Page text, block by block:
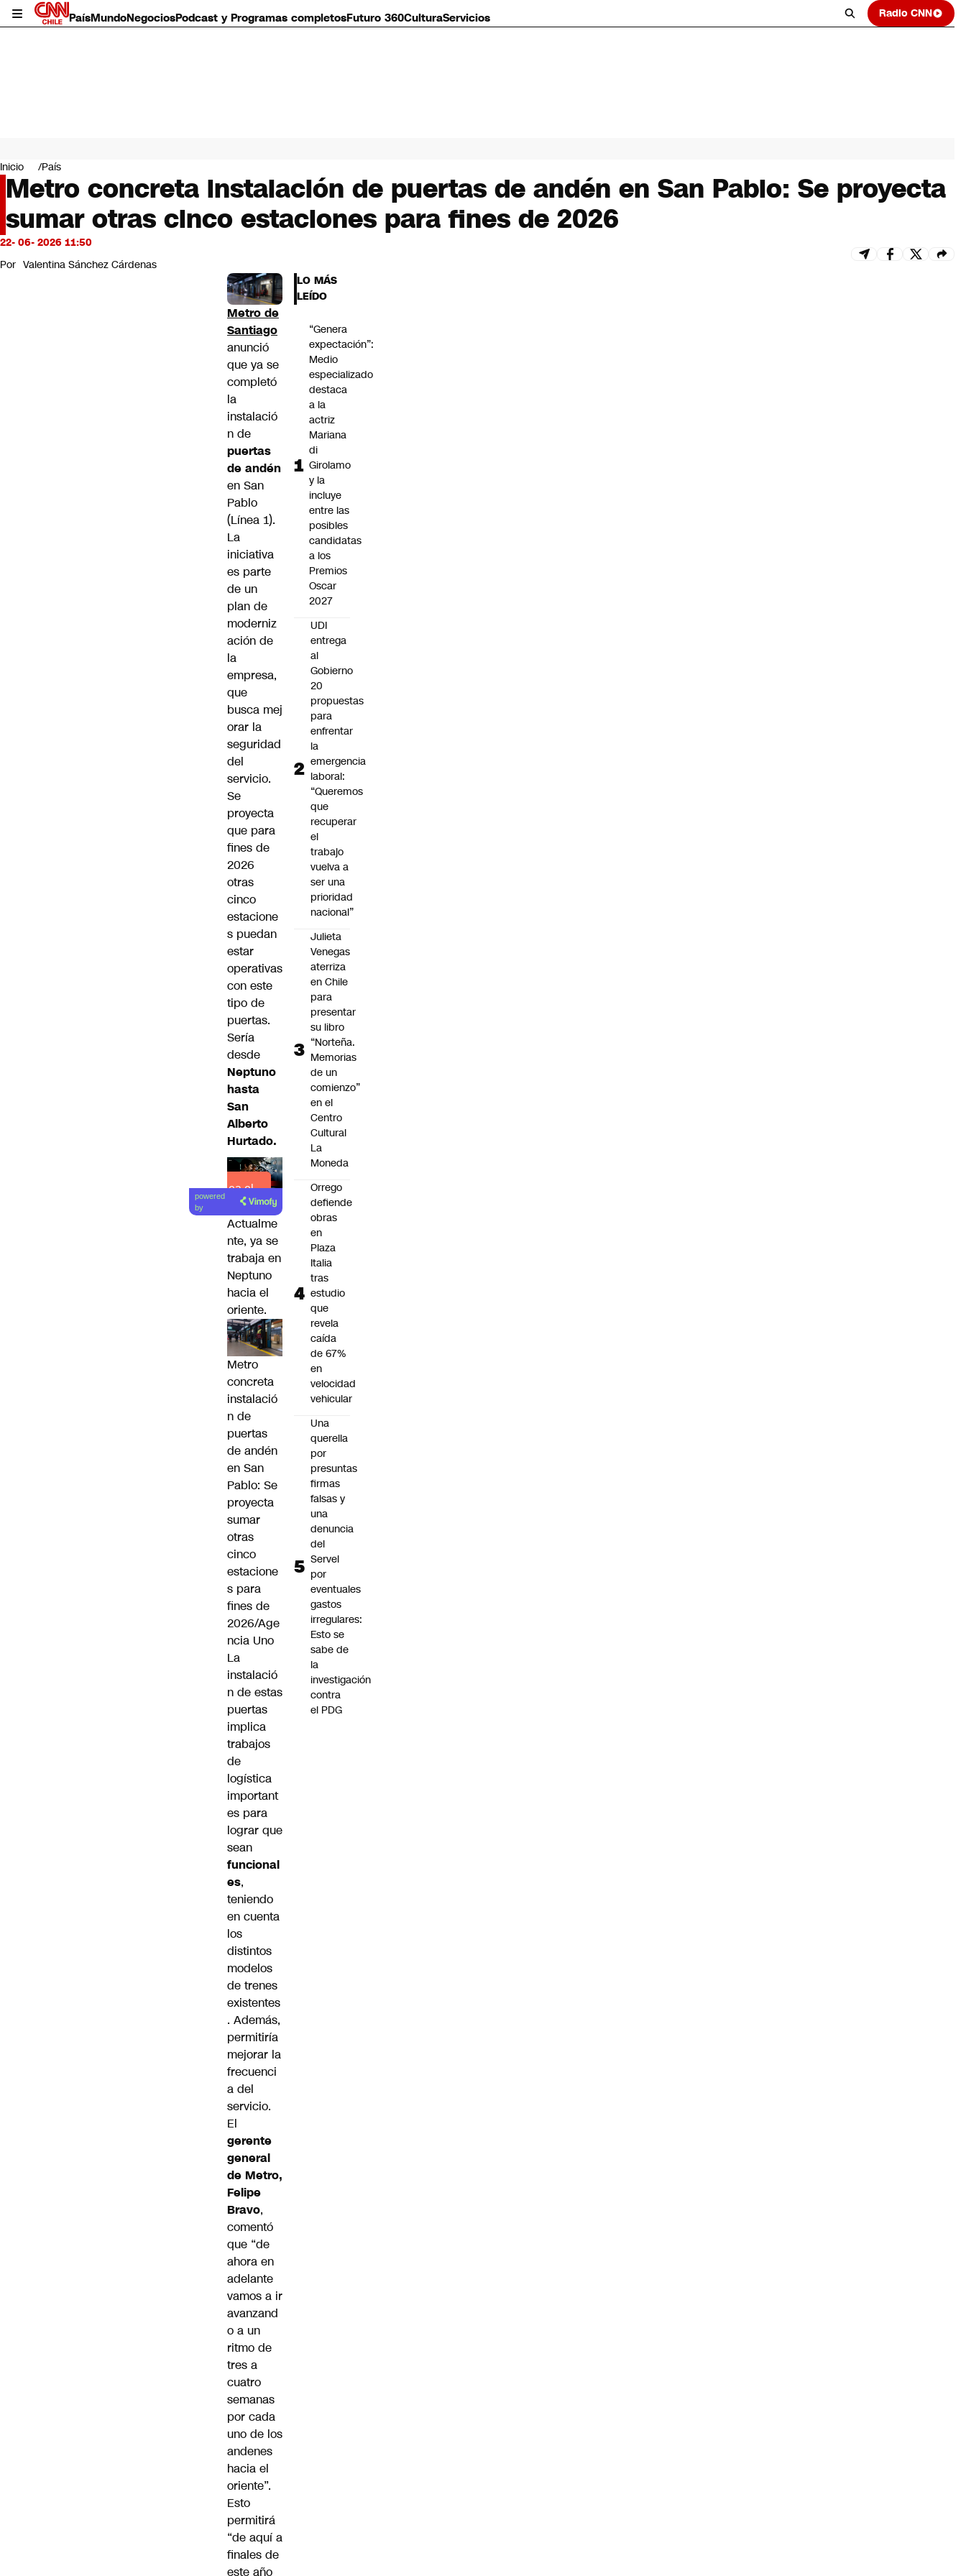
PaísMundoNegociosPodcast y Programas completosFuturo 360CulturaServicios Radio CNN
Mundo
Negocios
Deportes
Programas completos
Cultura
Servicios
Bits
CNN Data
Inicio País
Metro concreta instalación de puertas de andén en San Pablo: Se proyecta
sumar otras cinco estaciones para fines de 2026
22- 06- 2026 11:50
Por Valentina Sánchez Cárdenas
Metro de
Santiago
anunció
que ya se
completó
la
instalació
n de
puertas
de andén
en San
Pablo
(Línea 1).
La
iniciativa
es parte
de un
plan de
moderniz
ación de
la
empresa,
que
busca mej
orar la
seguridad
del
servicio.
Se
proyecta
que para
fines de
2026
otras
cinco
estacione
s puedan
estar
operativas
con este
tipo de
puertas.
Sería
desde
Neptuno
hasta
San
Alberto
Hurtado.
Lea el
artículo
powered
by
Actualme
nte, ya se
trabaja en
Neptuno
hacia el
oriente.
Metro
concreta
instalació
n de
puertas
de andén
en San
Pablo: Se
proyecta
sumar
otras
cinco
estacione
s para
fines de
2026/Age
ncia Uno
La
instalació
n de estas
puertas
implica
trabajos
de
logística
important
es para
lograr que
sean
funcional
es,
teniendo
en cuenta
los
distintos
modelos
de trenes
existentes
. Además,
permitiría
mejorar la
frecuenci
a del
servicio.
El
gerente
general
de Metro,
Felipe
Bravo,
comentó
que “de
ahora en
adelante
vamos a ir
avanzand
o a un
ritmo de
tres a
cuatro
semanas
por cada
uno de los
andenes
hacia el
oriente”.
Esto
permitirá
“de aquí a
finales de
este año
LO MÁS
LEÍDO
“Genera
expectación”:
Medio
especializado
destaca
a la
actriz
Mariana
di
Girolamo
y la
incluye
entre las
posibles
candidatas
a los
Premios
Oscar
2027
UDI
entrega
al
Gobierno
20
propuestas
para
enfrentar
la
emergencia
laboral:
“Queremos
que
recuperar
el
trabajo
vuelva a
ser una
prioridad
nacional”
Julieta
Venegas
aterriza
en Chile
para
presentar
su libro
“Norteña.
Memorias
de un
comienzo”
en el
Centro
Cultural
La
Moneda
Orrego
defiende
obras
en
Plaza
Italia
tras
estudio
que
revela
caída
de 67%
en
velocidad
vehicular
Una
querella
por
presuntas
firmas
falsas y
una
denuncia
del
Servel
por
eventuales
gastos
irregulares:
Esto se
sabe de
la
investigación
contra
el PDG